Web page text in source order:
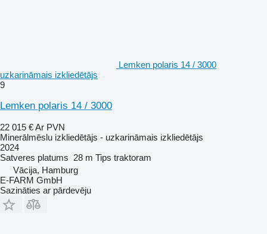
Lemken polaris 14 / 3000
uzkarināmais izkliedētājs
9
Lemken polaris 14 / 3000
22 015 €Ar PVN
Minerālmēslu izkliedētājs - uzkarināmais izkliedētājs
2024
Satveres platums 28 m Tips traktoram
Vācija, Hamburg
E-FARM GmbH
Sazināties ar pārdevēju